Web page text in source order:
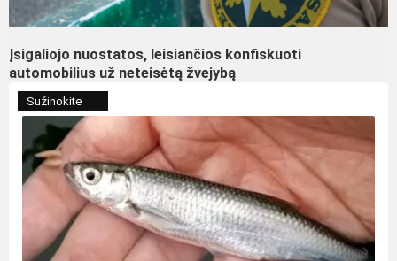
Įsigaliojo nuostatos, leisiančios konfiskuoti
automobilius už neteisėtą žvejybą
Sužinokite